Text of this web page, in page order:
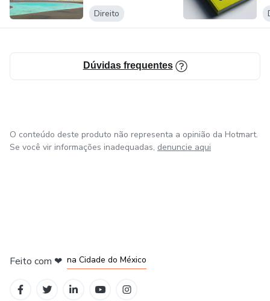
Direito
Dúvidas frequentes
O conteúdo deste produto não representa a opinião da Hotmart.
Se você vir informações inadequadas, denuncie aqui
Feito com ❤ na Cidade do México